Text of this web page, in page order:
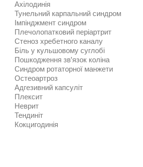
Ахілодинія
Тунельний карпальний синдром
Імпінджмент синдром
Плечолопатковий періартрит
Стеноз хребетного каналу
Біль у кульшовому суглобі
Пошкодження зв'язок коліна
Синдром ротаторної манжети
Остеоартроз
Адгезивний капсуліт
Плексит
Неврит
Тендиніт
Кокцигодинія